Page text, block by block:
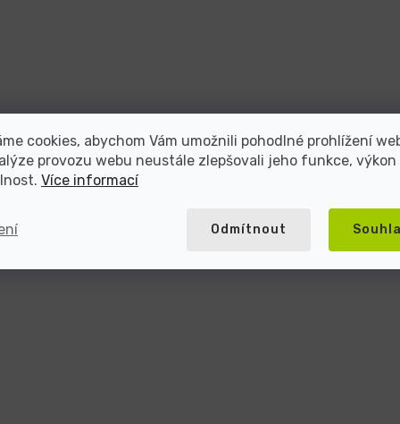
cookies, abychom Vám umožnili pohodlné prohlížení
provozu webu neustále zlepšovali jeho funkce, výkon
Více informací
Odmítnout